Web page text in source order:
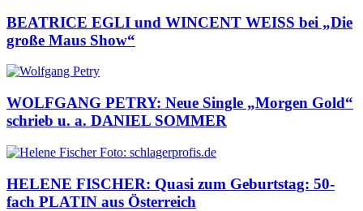
BEATRICE EGLI und WINCENT WEISS bei „Die
große Maus Show“
WOLFGANG PETRY: Neue Single „Morgen Gold“
schrieb u. a. DANIEL SOMMER
HELENE FISCHER: Quasi zum Geburtstag: 50-
fach PLATIN aus Österreich